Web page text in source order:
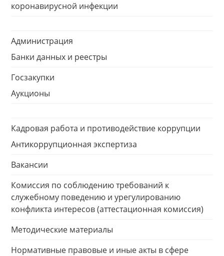
коронавирусной инфекции
Администрация
Банки данных и реестры
Госзакупки
Аукционы
Кадровая работа и противодействие коррупции
Антикоррупционная экспертиза
Вакансии
Комиссия по соблюдению требований к
служебному поведению и урегулированию
конфликта интересов (аттестационная комиссия)
Методические материалы
Нормативные правовые и иные акты в сфере